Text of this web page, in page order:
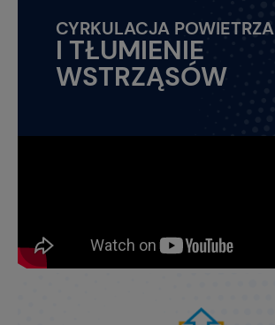
CYRKULACJA POWIETRZA
I TŁUMIENIE
WSTRZĄSÓW